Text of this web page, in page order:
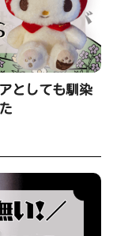
としても馴染